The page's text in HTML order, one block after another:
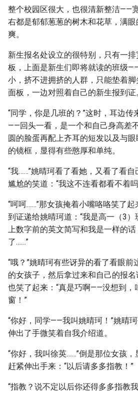
整个校园区很大，也很清新整洁——
右都是郁郁葱葱的树木和花草，满
爽。
新生报名处设立的很特别，只有一
板，上面是新生们即将就读的班级
小，挤不进拥挤的人群，只能垫着
面板，一边对照着自己的新生报到证
“同学，你是几班的？”这时，耳边
——回头一看，是一个和自己身高差
圆的脸蛋再配上齐耳的短发以及与
的镜框，显得有些憨厚和单纯。
“我……”姚晴珂看了看她，又看了看
尴尬的笑道：“我这不连看都看不着
“呵呵……”那女孩掩着小嘴咯咯笑了
到证递给姚晴珂道：“我是高一（3
上数字前的英文简写和我是一样的
了……”
“哦？”姚晴珂有些讶异的看了看眼前
的女孩子，然后拿过来和自己的报
也笑了起来：“真是巧啊——没想到，
窗！”
“你好，同学——我叫姚晴珂！”姚晴
伸出了手微笑着自我介绍道。
“你好，我叫徐英……”倒是那位女孩
赶紧伸出手来：“以后请多多指教！”
“指教？说不定以后你还得多多指教